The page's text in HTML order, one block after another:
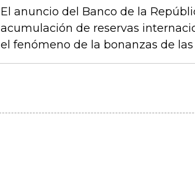
El anuncio del Banco de la
acumulación de reservas
el fenómeno de la bonanzas de